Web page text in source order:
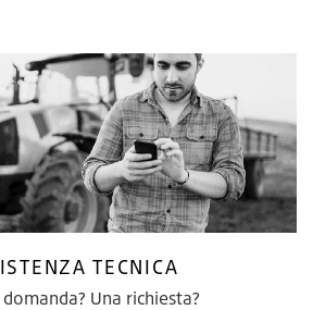
TECNICA
Una richiesta?